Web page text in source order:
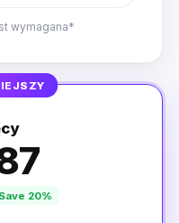
wymagana*
Save 20%